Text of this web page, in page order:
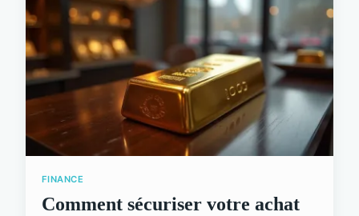
FINANCE
Comment sécuriser votre achat